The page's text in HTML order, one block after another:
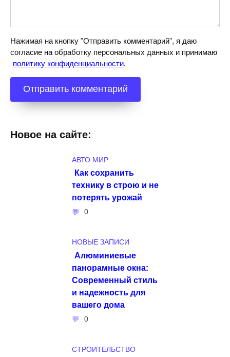
Нажимая на кнопку "Отправить комментарий", я даю
согласие на обработку персональных данных и принимаю
политику конфиденциальности.
Новое на сайте:
АВТО МИР
Как сохранить
технику в строю и не
потерять урожай
0
НОВЫЕ ЗАПИСИ
Алюминиевые
панорамные окна:
Современный стиль
и надежность для
вашего дома
0
СТРОИТЕЛЬСТВО